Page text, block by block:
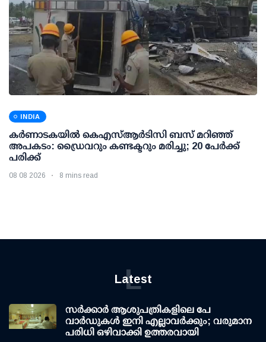
INDIA
കര്‍ണാടകയില്‍ കെഎസ്ആര്‍ടിസി ബസ് മറിഞ്ഞ്
അപകടം: ഡ്രൈവറും കണ്ടക്ടറും മരിച്ചു; 20 പേര്‍ക്ക്
പരിക്ക്
08 08 2026 8 mins read
Latest
L
സര്‍ക്കാര്‍ ആശുപത്രികളിലെ പേ
വാര്‍ഡുകള്‍ ഇനി എല്ലാവര്‍ക്കും; വരുമാന
പരിധി ഒഴിവാക്കി ഉത്തരവായി